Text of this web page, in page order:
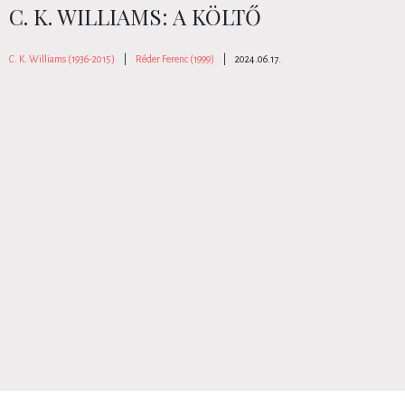
C. K. WILLIAMS: A KÖLTŐ
C. K. Williams (1936-2015) Réder Ferenc (1999) 2024.06.17.